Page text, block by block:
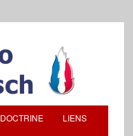
DOCTRINE LIENS